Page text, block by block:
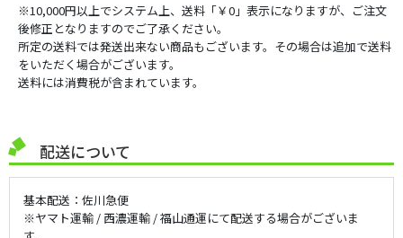
※10,000円以上でシステム上、送料「￥0」表示になりますが、ご注文
後修正となりますのでご了承ください。
所定の送料では発送出来ない商品もございます。その場合は追加で送料
をいただく場合がございます。
送料には消費税が含まれています。
配送について
基本配送：佐川急便
※ヤマト運輸 / 西濃運輸 / 福山通運にて配送する場合がございま